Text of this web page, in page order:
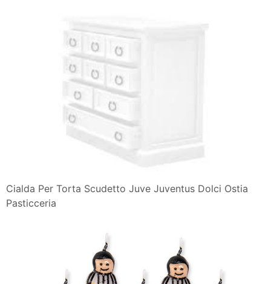
Cialda Per Torta Scudetto Juve Juventus Dolci Ostia
Pasticceria